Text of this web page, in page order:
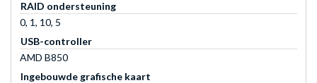
RAID ondersteuning
0, 1, 10, 5
USB-controller
AMD B850
Ingebouwde grafische kaart